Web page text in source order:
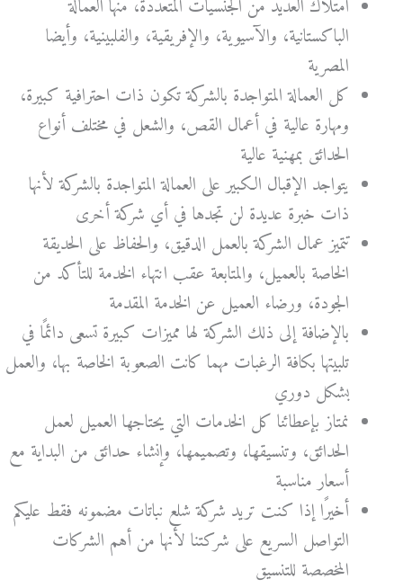
امتلاك العديد من الجنسيات المتعددة، منها العمالة
الباكستانية، والآسيوية، والإفريقية، والفلبينية، وأيضا
المصرية
كل العمالة المتواجدة بالشركة تكون ذات احترافية كبيرة،
ومهارة عالية في أعمال القص، والشعل في مختلف أنواع
الحدائق بمهنية عالية
يتواجد الإقبال الكبير على العمالة المتواجدة بالشركة لأنها
ذات خبرة عديدة لن تجدها في أي شركة أخرى
تتميز عمال الشركة بالعمل الدقيق، والحفاظ على الحديقة
الخاصة بالعميل، والمتابعة عقب انتهاء الخدمة للتأكد من
الجودة، ورضاء العميل عن الخدمة المقدمة
بالإضافة إلى ذلك الشركة لها مميزات كبيرة تسعى دائمًا في
تلبيتها بكافة الرغبات مهما كانت الصعوبة الخاصة بها، والعمل
بشكل دوري
نمتاز بإعطائنا كل الخدمات التي يحتاجها العميل لعمل
الحدائق، وتنسيقها، وتصميمها، وإنشاء حدائق من البداية مع
أسعار مناسبة
أخيرًا إذا كنت تريد شركة شلع نباتات مضمونه فقط عليكم
التواصل السريع على شركتنا لأنها من أهم الشركات
المخصصة للتنسيق